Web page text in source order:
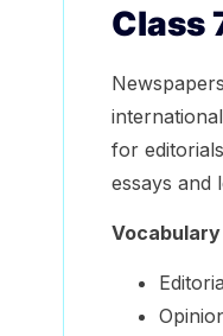
Class
for
essays and
Vocabulary